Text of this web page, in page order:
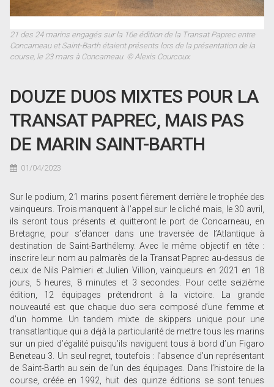
21 des 24 marins engagés sur la 16e édition de la Transat Paprec entre
Concarneau et Saint-Barth étaient présents lors de la présentation de la
course, le 23 mars à Concarneau. © Alexis Courcoux
DOUZE DUOS MIXTES POUR LA
TRANSAT PAPREC, MAIS PAS
DE MARIN SAINT-BARTH
01/04/2023
Sur le podium, 21 marins posent fièrement derrière le trophée des
vainqueurs. Trois manquent à l’appel sur le cliché mais, le 30 avril,
ils seront tous présents et quitteront le port de Concarneau, en
Bretagne, pour s’élancer dans une traversée de l’Atlantique à
destination de Saint-Barthélemy. Avec le même objectif en tête :
inscrire leur nom au palmarès de la Transat Paprec au-dessus de
ceux de Nils Palmieri et Julien Villion, vainqueurs en 2021 en 18
jours, 5 heures, 8 minutes et 3 secondes. Pour cette seizième
édition, 12 équipages prétendront à la victoire. La grande
nouveauté est que chaque duo sera composé d’une femme et
d’un homme. Un tandem mixte de skippers unique pour une
transatlantique qui a déjà la particularité de mettre tous les marins
sur un pied d’égalité puisqu’ils naviguent tous à bord d’un Figaro
Beneteau 3. Un seul regret, toutefois : l’absence d’un représentant
de Saint-Barth au sein de l’un des équipages. Dans l’histoire de la
course, créée en 1992, huit des quinze éditions se sont tenues